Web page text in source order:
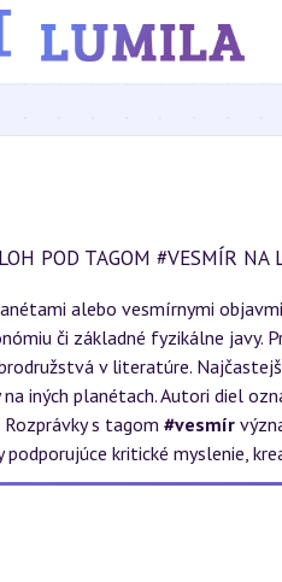
POD TAGOM #VESMÍR NA
alebo vesmírnymi
či základné fyzikálne javy.
v literatúre.
iných planétach. Autori diel
s tagom #vesmír
podporujúce kritické myslenie,